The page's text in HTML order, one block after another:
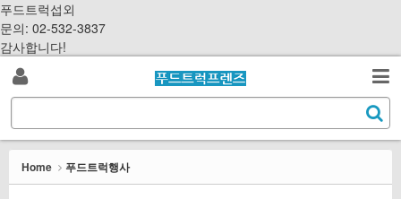
푸드트럭섭외
문의: 02-532-3837
감사합니다!
S
k
i
o
로
인
검
색
e
a
c
Home 푸드트럭행사